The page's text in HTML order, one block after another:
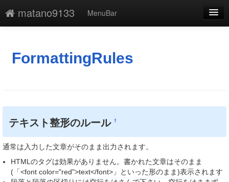
matano9133
MenuBar
添付
一覧
単語検索
FormattingRules
テキスト整形のルール†
通常は入力した文章がそのまま出力されます。
HTMLのタグは効果がありません。書かれた文章はそのまま
(「<font color="red">text</font>」といった形のまま)表示されます